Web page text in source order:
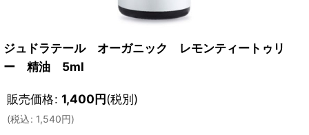
ジュドラテール オーガニック レモンティートゥリ
ー 精油 5ml
販売価格: 1,400円(税別)
(税込: 1,540円)